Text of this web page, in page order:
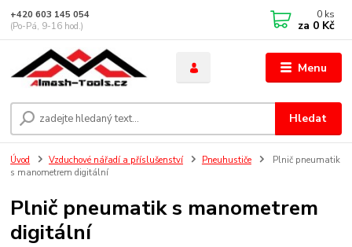
Menu
Hledat
+420 603 145 054
(Po-Pá, 9-16 hod.)
0 ks
za 0 Kč
Úvod Vzduchové nářadí a příslušenství Pneuhustiče
Plnič pneumatik
s manometrem digitální
Plnič pneumatik s manometrem
digitální